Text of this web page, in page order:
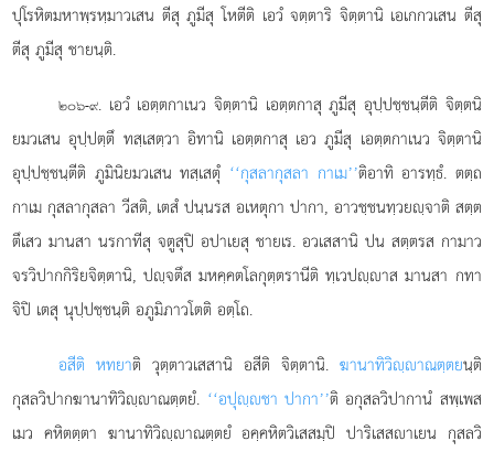
ปุโรหิตมหาพฺรหฺมาวเสน ตีสุ ภูมีสุ โหตีติ เอวํ จตฺตาริ จิตฺตานิ เอเกกวเสน ตีสุ
ตีสุ ภูมีสุ ชายนฺติ.
๒๐๖-๙. เอวํ เอตฺตกาเนว จิตฺตานิ เอตฺตกาสุ ภูมีสุ อุปฺปชฺชนฺตีติ จิตฺตนิ
ยมวเสน อุปฺปตฺตึ ทสฺเสตฺวา อิทานิ เอตฺตกาสุ เอว ภูมีสุ เอตฺตกาเนว จิตฺตานิ
อุปฺปชฺชนฺตีติ ภูมินิยมวเสน ทสฺเสตุํ ‘‘กุสลากุสลา กาเม’’ติอาทิ อารทฺธํ. ตตฺถ
กาเม กุสลากุสลา วีสติ, เตสํ ปนฺนรส อเหตุกา ปากา, อาวชฺชนทฺวยฺจาติ สตฺต
ตึเสว มานสา นรกาทีสุ จตูสุปิ อปาเยสุ ชายเร. อวเสสานิ ปน สตฺตรส กามาว
จรวิปากกิริยจิตฺตานิ, ปฺจตึส มหคฺคตโลกุตฺตรานีติ ทฺเวปฺาส มานสา กทา
จิปิ เตสุ นุปฺปชฺชนฺติ อภูมิภาวโตติ อตฺโถ.
อสีติ หทยาติ วุตฺตาวเสสานิ อสีติ จิตฺตานิ. ฆานาทิวิฺาณตฺตยนฺติ
กุสลวิปากฆานาทิวิฺาณตฺตยํ. ‘‘อปุฺชา ปากา’’ติ อกุสลวิปากานํ สพฺเพส
เมว คหิตตฺตา ฆานาทิวิฺาณตฺตยํ อคฺคหิตวิเสสมฺปิ ปาริเสสาเยน กุสลวิ